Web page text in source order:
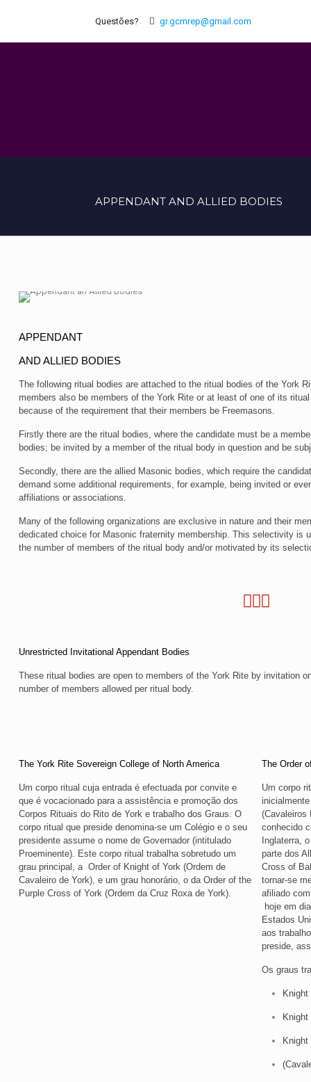
Questões? gr.gcmrep@gmail.com
APPENDANT AND ALLIED BODIES
APPENDANT
AND ALLIED BODIES
The following ritual bodies are attached to the ritual bodies of the York
members also be members of the York Rite or at least of one of its
because of the requirement that their members be Freemasons.
Firstly there are the ritual bodies, where the candidate must be a
bodies; be invited by a member of the ritual body in question and be
Secondly, there are the allied Masonic bodies, which require the
demand some additional requirements, for example, being invited or
affiliations or associations.
Many of the following organizations are exclusive in nature and their
dedicated choice for Masonic fraternity membership. This selectivity is
the number of members of the ritual body and/or motivated by its
Unrestricted Invitational Appendant Bodies
These ritual bodies are open to members of the York Rite by invitation
number of members allowed per ritual body.
The York Rite Sovereign College of North America
Um corpo ritual cuja entrada é efectuada por convite e
que é vocacionado para a assistência e promoção dos
Corpos Rituais do Rito de York e trabalho dos Graus. O
corpo ritual que preside denomina-se um Colégio e o seu
presidente assume o nome de Governador (intitulado
Proeminente). Este corpo ritual trabalha sobretudo um
grau principal, a Order of Knight of York (Ordem de
Cavaleiro de York), e um grau honorário, o da Order of the
Purple Cross of York (Ordem da Cruz Roxa de York).
The Order
Um corpo
(Cavaleiros
conhecido
Inglaterra,
parte dos
Cross of
tornar-se
afiliado
hoje em
Estados
aos
preside,
Os graus